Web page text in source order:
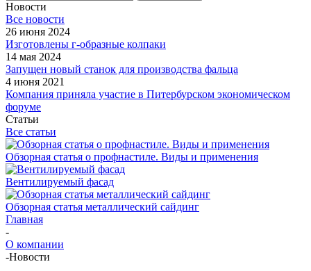
Новости
Все новости
26 июня 2024
Изготовлены г-образные колпаки
14 мая 2024
Запущен новый станок для производства фальца
4 июня 2021
Компания приняла участие в Питербурском экономическом
форуме
Статьи
Все статьи
Обзорная статья о профнастиле. Виды и применения
Вентилируемый фасад
Обзорная статья металлический сайдинг
Главная
-
О компании
-Новости